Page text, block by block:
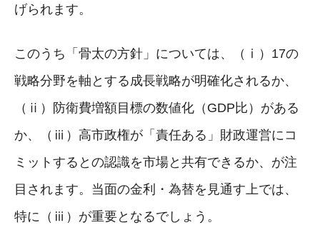
げられます。
このうち「骨太の方針」については、（ⅰ）17の
戦略分野を軸とする成長戦略が明確化されるか、
（ⅱ）防衛費増額目標の数値化（GDP比）がある
か、（ⅲ）高市政権が「責任ある」財政運営にコ
ミットするとの認識を市場と共有できるか、が注
目されます。当面の金利・為替を見通す上では、
特に（ⅲ）が重要となるでしょう。